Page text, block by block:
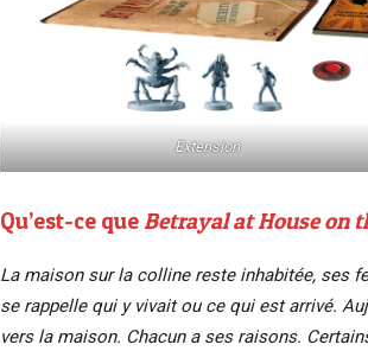
Extension
Qu’est-ce queBetrayal at House on
La maison sur la colline reste inhabitée, ses
se rappelle qui y vivait ou ce qui est arrivé.
vers la maison. Chacun a ses raisons.